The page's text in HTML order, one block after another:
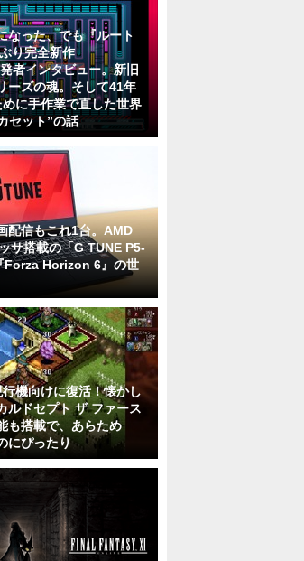
なった、でも『ルート
り完全新作
者インタビュー。新旧
ーズの魂。そして41年
に手作業で直した世界
セット”の話
配信もこれ1台。AMD
サ搭載の「G TUNE P5-
Forza Horizon 6』の世
機向けに復活！懐かし
ルドセプト ザ ファース
も搭載で、あらため
にぴったり